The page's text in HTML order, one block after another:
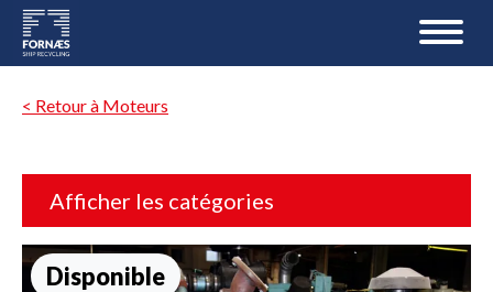
< Retour à Moteurs
Afficher les catégories
Disponible